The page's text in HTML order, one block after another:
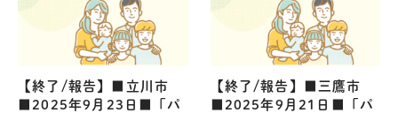
【終了/報告】■立川市
■2025年9月23日■「パ
【終了/報告】■三鷹市
■2025年9月21日■「パ